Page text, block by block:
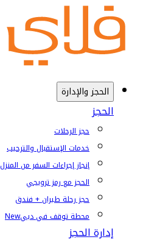
الحجز والإدارة
الحجز
حجز الرحلات
خدمات الإستقبال والترحيب
إنجاز إجراءات السفر من المنزل
الحجز مع رمز ترويجي
حجز رحلة طيران + فندق
محطة توقف في دبيNew
إدارة الحجز